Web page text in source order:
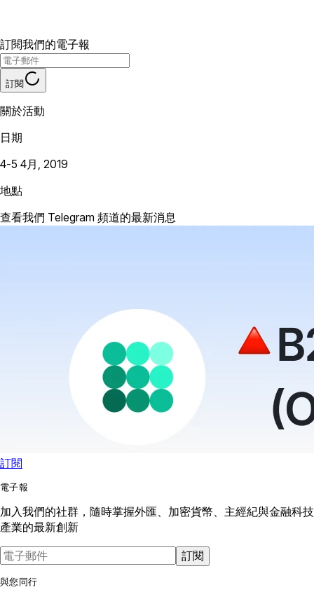
訂閱我們的電子報
訂閱
關於活動
日期
4-5 4月, 2019
地點
查看我們 Telegram 頻道的最新消息
訂閱
電子報
加入我們的社群，隨時掌握外匯、加密貨幣、主經紀與金融科技
產業的最新創新
訂閱
與您同行